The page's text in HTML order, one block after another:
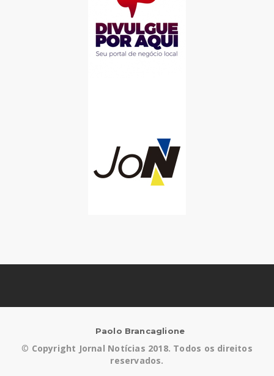
Paolo Brancaglione
© Copyright Jornal Notícias 2018. Todos os direitos
reservados.